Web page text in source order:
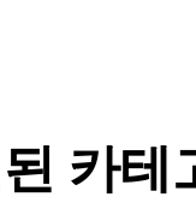
카테